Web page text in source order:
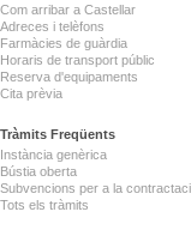
Com arribar a Castellar
Adreces i telèfons
Farmàcies de guàrdia
Horaris de transport públic
Reserva d'equipaments
Cita prèvia
Tràmits Freqüents
Instància genèrica
Bústia oberta
Subvencions per a la
Tots els tràmits